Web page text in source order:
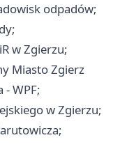
odpadów;
w Zgierzu;
MiastoZgierz
- WPF;
w Zgierzu;